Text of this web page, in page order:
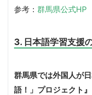
参考： 群馬県公式HP
3. 日本語学習支援
群馬県では外国人が
語！」プロジェクト』